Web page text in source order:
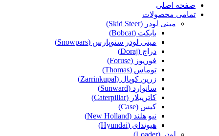
صفحه اصلی
تمامی محصولات
مینی لودر (Skid Steer)
بابکت (Bobcat)
مینی لودر سنوپارس (Snowpars)
دراج (Doraj)
فوریوز (Foruse)
توماس (Thomas)
زرین کوپال (Zarrinkupal)
سانوارد (Sunward)
کاترپیلار (Caterpillar)
کیس (Case)
نیو هلند (New Holland)
هیوندای (Hyundai)
لودر (Loader)